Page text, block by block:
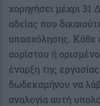
χορηγήσει μέχρι
αδείας που
απασχόλησης. Κάθε
αορίστου ή
έναρξη της
δωδεκαμήνου να
αναλογία αυτή